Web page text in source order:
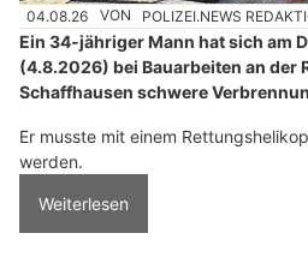
04.08.26 VON POLIZEI.NEWS
Ein 34-jähriger Mann hat sich am
(4.8.2026) bei Bauarbeiten an der
Schaffhausen schwere
Er musste mit einem
werden.
Weiterlesen